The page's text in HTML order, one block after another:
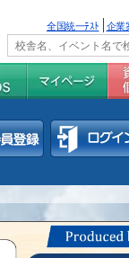
全国統一ﾃｽﾄ 企業